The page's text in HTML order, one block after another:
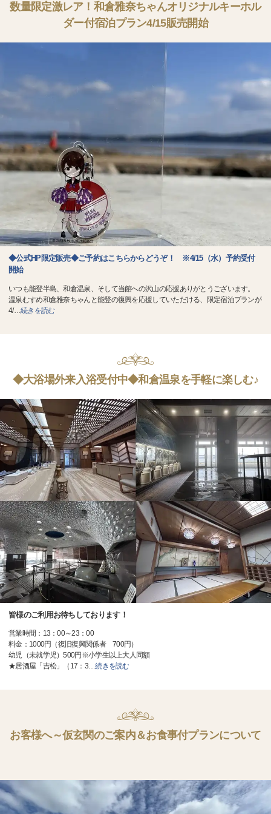
数量限定激レア！和倉雅奈ちゃんオリジナルキーホル
ダー付宿泊プラン4/15販売開始
◆公式HP限定販売◆ご予約はこちらからどうぞ！ ※4/15（水）予約受付
開始
いつも能登半島、和倉温泉、そして当館への沢山の応援ありがとうございます。
温泉むすめ和倉雅奈ちゃんと能登の復興を応援していただける、限定宿泊プランが
4/…続きを読む
◆大浴場外来入浴受付中◆和倉温泉を手軽に楽しむ♪
皆様のご利用お待ちしております！
営業時間：13：00～23：00
料金：1000円（復旧復興関係者 700円）
幼児（未就学児）500円※小学生以上大人同額
★居酒屋「吉松」（17：3…続きを読む
お客様へ～仮玄関のご案内＆お食事付プランについて